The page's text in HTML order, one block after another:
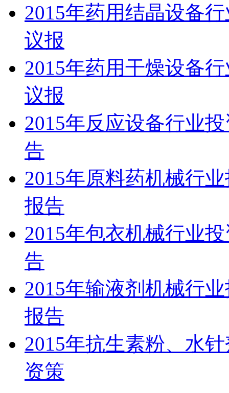
2015年药用结晶设备
议报
2015年药用干燥设备
议报
2015年反应设备行业
告
2015年原料药机械行
报告
2015年包衣机械行业
告
2015年输液剂机械行
报告
2015年抗生素粉、水
资策